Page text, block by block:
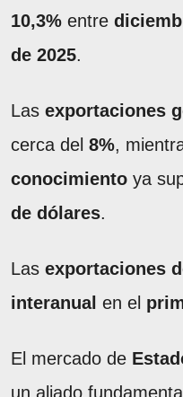
10,3% entre
de 2025.
Las exportaciones
cerca del 8%,
conocimiento ya
de dólares.
Las exportaciones
interanual en el
El mercado de
un aliado